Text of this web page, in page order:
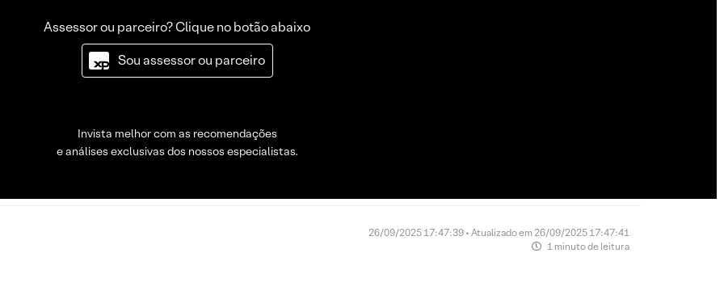
Assessor ou parceiro? Clique no botão abaixo
Sou assessor ou parceiro
Invista melhor com as recomendações
e análises exclusivas dos nossos especialistas.
26/09/2025 17:47:39 • Atualizado em 26/09/2025 17:47:41
1 minuto de leitura